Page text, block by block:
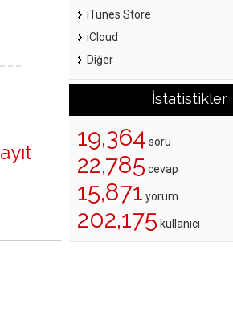
iTunes Store
iCloud
Diğer
İstatistikler
19,364 soru
22,785 cevap
15,871 yorum
202,175 kullanıcı